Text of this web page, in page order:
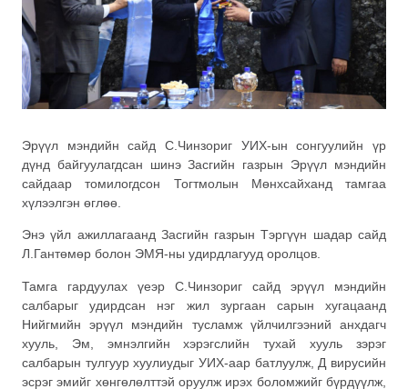
Эрүүл мэндийн сайд С.Чинзориг УИХ-ын сонгуулийн үр
дүнд байгуулагдсан шинэ Засгийн газрын Эрүүл мэндийн
сайдаар томилогдсон Тогтмолын Мөнхсайханд тамгаа
хүлээлгэн өглөө.
Энэ үйл ажиллагаанд Засгийн газрын Тэргүүн шадар сайд
Л.Гантөмөр болон ЭМЯ-ны удирдлагууд оролцов.
Тамга гардуулах үеэр С.Чинзориг сайд эрүүл мэндийн
салбарыг удирдсан нэг жил зургаан сарын хугацаанд
Нийгмийн эрүүл мэндийн тусламж үйлчилгээний анхдагч
хууль, Эм, эмнэлгийн хэрэгслийн тухай хууль зэрэг
салбарын тулгуур хуулиудыг УИХ-аар батлуулж, Д вирусийн
эсрэг эмийг хөнгөлөлттэй оруулж ирэх боломжийг бүрдүүлж,